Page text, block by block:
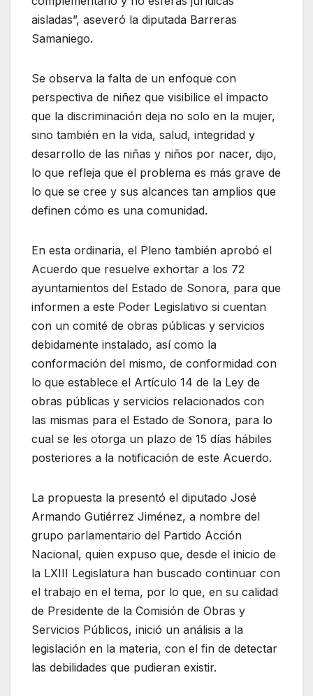
aisladas”, aseveró la diputada Barreras
Samaniego.
Se observa la falta de un enfoque con
perspectiva de niñez que visibilice el impacto
que la discriminación deja no solo en la mujer,
sino también en la vida, salud, integridad y
desarrollo de las niñas y niños por nacer, dijo,
lo que refleja que el problema es más grave de
lo que se cree y sus alcances tan amplios que
definen cómo es una comunidad.
En esta ordinaria, el Pleno también aprobó el
Acuerdo que resuelve exhortar a los 72
ayuntamientos del Estado de Sonora, para que
informen a este Poder Legislativo si cuentan
con un comité de obras públicas y servicios
debidamente instalado, así como la
conformación del mismo, de conformidad con
lo que establece el Artículo 14 de la Ley de
obras públicas y servicios relacionados con
las mismas para el Estado de Sonora, para lo
cual se les otorga un plazo de 15 días hábiles
posteriores a la notificación de este Acuerdo.
La propuesta la presentó el diputado José
Armando Gutiérrez Jiménez, a nombre del
grupo parlamentario del Partido Acción
Nacional, quien expuso que, desde el inicio de
la LXIII Legislatura han buscado continuar con
el trabajo en el tema, por lo que, en su calidad
de Presidente de la Comisión de Obras y
Servicios Públicos, inició un análisis a la
legislación en la materia, con el fin de detectar
las debilidades que pudieran existir.